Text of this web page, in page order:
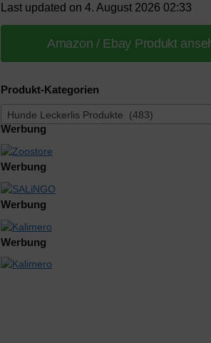
Last updated on 4. August 2026 02:33
Amazon / Ebay Produkt
Produkt-Kategorien
Hunde Leckerlis Produkte (483)
Werbung
Werbung
Werbung
Werbung